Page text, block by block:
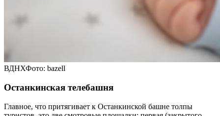
ВДНХФото: bazell
Останкинская телебашня
Главное, что притягивает к Останкинской башне толпы